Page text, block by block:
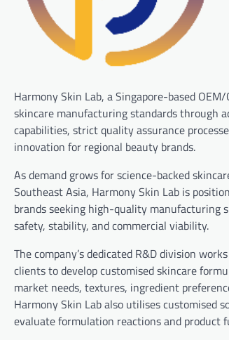
Harmony Skin Lab, a Singapore-based
skincare manufacturing standards through
capabilities, strict quality assurance
innovation for regional beauty brands.
As demand grows for science-backed
Southeast Asia, Harmony Skin Lab is
brands seeking high-quality manufacturing
safety, stability, and commercial viability.
The company’s dedicated R&D division
clients to develop customised skincare
market needs, textures, ingredient
Harmony Skin Lab also utilises customised
evaluate formulation reactions and product